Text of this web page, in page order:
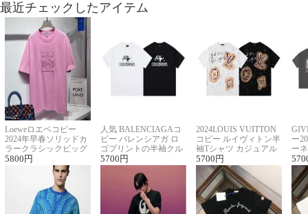
最近チェックしたアイテム
Loeweロエベコピー
2024年早春ソリッドカ
ラークラシックビッグ
ロゴ刺繍Tシャツ
5800 円
人気 BALENCIAGAコ
ピー バレンシアガ ロ
ゴプリントの半袖クル
ーネックTシャツ
5700 円
2024LOUIS VUITTON
コピー ルイヴィトン半
袖Tシャツ カジュアル
に馴染む 2色展開
5700 円
ー
ー
ー